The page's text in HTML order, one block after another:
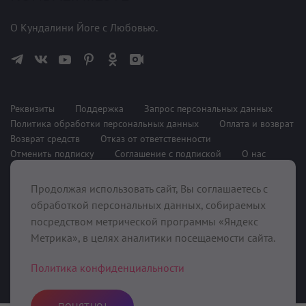
О Кундалини Йоге с Любовью.
Реквизиты Поддержка
Запрос персональных данных
Политика обработки персональных данных
Оплата и возврат
Возврат средств
Отказ от ответственности
Отменить подписку
Соглашение с подпиской О нас
При поддержке
Продолжая использовать сайт, Вы соглашаетесь с
обработкой персональных данных, собираемых
посредством метрической программы «Яндекс
Метрика», в целях аналитики посещаемости сайта.
Политика конфиденциальности